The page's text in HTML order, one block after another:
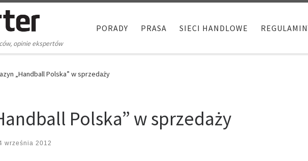
opinie ekspertów
PORADY PRASA SIECI HANDLOWE
„Handball Polska” w sprzedaży
Polska” w sprzedaży
września 2012